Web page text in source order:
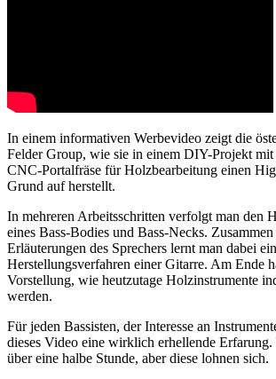
In einem informativen Werbevideo zeigt die
Felder Group, wie sie in einem DIY-Projekt
CNC-Portalfräse für Holzbearbeitung einen
Grund auf herstellt.
In mehreren Arbeitsschritten verfolgt man den
eines Bass-Bodies und Bass-Necks.
Erläuterungen des Sprechers lernt man dabei
Herstellungsverfahren einer Gitarre. Am Ende
Vorstellung, wie heutzutage Holzinstrumente
werden.
Für jeden Bassisten, der Interesse an
dieses Video eine wirklich erhellende Erfarung.
über eine halbe Stunde, aber diese lohnen sich.